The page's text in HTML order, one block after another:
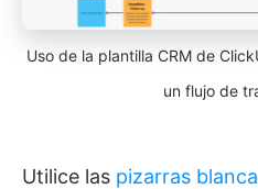
Uso de la plantilla CRM de
un flujo de
Utilice las pizarras